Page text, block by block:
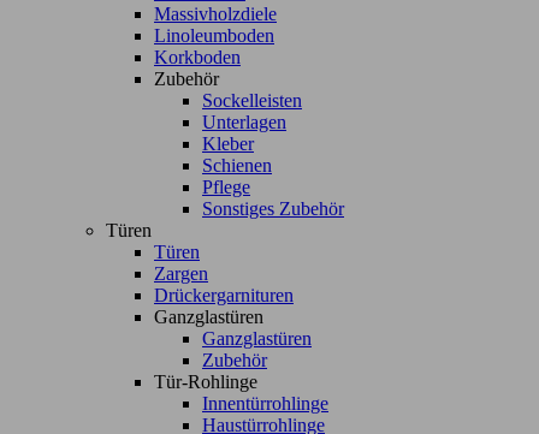
Massivholzdiele
Linoleumboden
Korkboden
Zubehör
Sockelleisten
Unterlagen
Kleber
Schienen
Pflege
Sonstiges Zubehör
Türen
Türen
Zargen
Drückergarnituren
Ganzglastüren
Ganzglastüren
Zubehör
Tür-Rohlinge
Innentürrohlinge
Haustürrohlinge